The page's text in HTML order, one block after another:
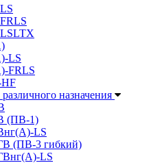
LS
FRLS
назначения
(ПВ-1)
LS
(ПВ-3 гибкий)
LS